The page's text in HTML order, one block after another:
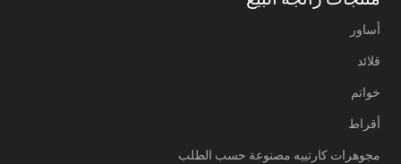
أساور
قلائد
خواتم
أقراط
مجوهرات كارتييه مصنوعة حسب الطلب